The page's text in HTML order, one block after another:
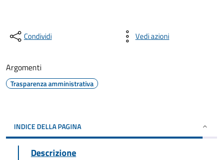
Condividi Vedi azioni
Argomenti
Trasparenza amministrativa
INDICE DELLA PAGINA
Descrizione